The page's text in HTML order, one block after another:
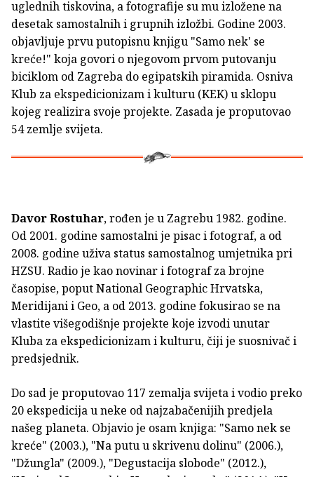
uglednih tiskovina, a fotografije su mu izložene na
desetak samostalnih i grupnih izložbi. Godine 2003.
objavljuje prvu putopisnu knjigu "Samo nek' se
kreće!" koja govori o njegovom prvom putovanju
biciklom od Zagreba do egipatskih piramida. Osniva
Klub za ekspedicionizam i kulturu (KEK) u sklopu
kojeg realizira svoje projekte. Zasada je proputovao
54 zemlje svijeta.
Davor Rostuhar, rođen je u Zagrebu 1982. godine.
Od 2001. godine samostalni je pisac i fotograf, a od
2008. godine uživa status samostalnog umjetnika pri
HZSU. Radio je kao novinar i fotograf za brojne
časopise, poput National Geographic Hrvatska,
Meridijani i Geo, a od 2013. godine fokusirao se na
vlastite višegodišnje projekte koje izvodi unutar
Kluba za ekspedicionizam i kulturu, čiji je suosnivač i
predsjednik.
Do sad je proputovao 117 zemalja svijeta i vodio preko
20 ekspedicija u neke od najzabačenijih predjela
našeg planeta. Objavio je osam knjiga: "Samo nek se
kreće" (2003.), "Na putu u skrivenu dolinu" (2006.),
"Džungla" (2009.), "Degustacija slobode" (2012.),